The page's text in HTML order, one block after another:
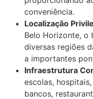
conveniência.
Localização
Belo Horizonte, o
diversas regiões
a importantes
Infraestrutura
escolas,
bancos,